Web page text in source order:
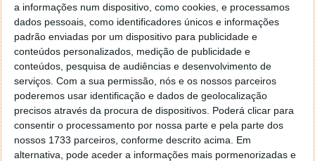
a informações num dispositivo, como cookies, e processamos
dados pessoais, como identificadores únicos e informações
padrão enviadas por um dispositivo para publicidade e
conteúdos personalizados, medição de publicidade e
conteúdos, pesquisa de audiências e desenvolvimento de
serviços. Com a sua permissão, nós e os nossos parceiros
poderemos usar identificação e dados de geolocalização
precisos através da procura de dispositivos. Poderá clicar para
consentir o processamento por nossa parte e pela parte dos
nossos 1733 parceiros, conforme descrito acima. Em
alternativa, pode aceder a informações mais pormenorizadas e